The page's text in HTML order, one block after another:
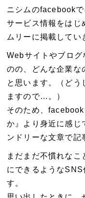
ニシムのfacebookで
サービス情報をはじ
ムリーに掲載してい
Webサイトやブログ
のの、どんな企業な
と思います。（どう
ますので…。）
そのため、
か』より身近に感じ
ンドリーな文章で記
まだまだ不慣れな
にできるようなSNS
す。